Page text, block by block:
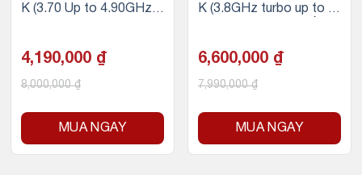
K (3.70 Up to 4.90GHz |
D Graphics 770 | 125W)
4,190,000 ₫
8,000,000₫
MUA NGAY
K (3.8GHz turbo up to 5.
ocket Intel LGA 1700/Al
6,600,000 ₫
7,990,000₫
MUA NGAY